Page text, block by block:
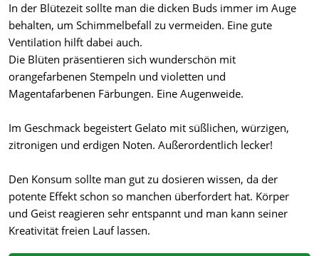
In der Blütezeit sollte man die dicken Buds immer im Auge
behalten, um Schimmelbefall zu vermeiden. Eine gute
Ventilation hilft dabei auch.
Die Blüten präsentieren sich wunderschön mit
orangefarbenen Stempeln und violetten und
Magentafarbenen Färbungen. Eine Augenweide.
Im Geschmack begeistert Gelato mit süßlichen, würzigen,
zitronigen und erdigen Noten. Außerordentlich lecker!
Den Konsum sollte man gut zu dosieren wissen, da der
potente Effekt schon so manchen überfordert hat. Körper
und Geist reagieren sehr entspannt und man kann seiner
Kreativität freien Lauf lassen.